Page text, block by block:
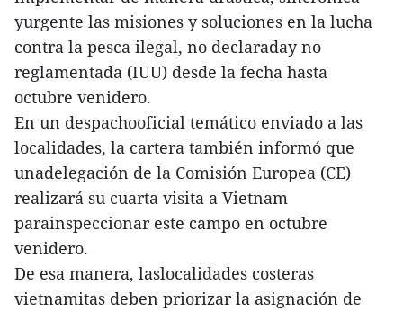
yurgente las misiones y soluciones en la lucha
contra la pesca ilegal, no declaraday no
reglamentada (IUU) desde la fecha hasta
octubre venidero.
En un despachooficial temático enviado a las
localidades, la cartera también informó que
unadelegación de la Comisión Europea (CE)
realizará su cuarta visita a Vietnam
parainspeccionar este campo en octubre
venidero.
De esa manera, laslocalidades costeras
vietnamitas deben priorizar la asignación de